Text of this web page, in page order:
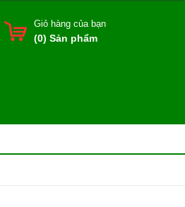
Giỏ hàng của bạn
(0) Sản phẩm